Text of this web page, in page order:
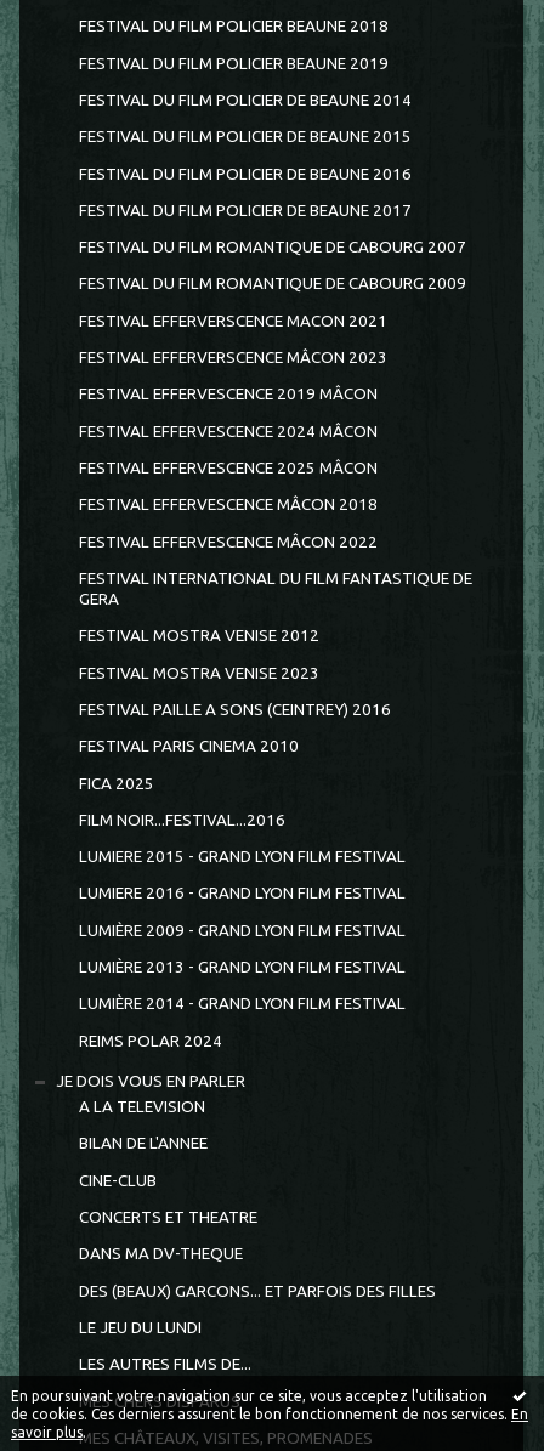
En poursuivant votre navigation sur ce site, vous acceptez l'utilisation
de cookies. Ces derniers assurent le bon fonctionnement de nos services. En
savoir plus.
FESTIVAL DU FILM POLICIER BEAUNE 2018
FESTIVAL DU FILM POLICIER BEAUNE 2019
FESTIVAL DU FILM POLICIER DE BEAUNE 2014
FESTIVAL DU FILM POLICIER DE BEAUNE 2015
FESTIVAL DU FILM POLICIER DE BEAUNE 2016
FESTIVAL DU FILM POLICIER DE BEAUNE 2017
FESTIVAL DU FILM ROMANTIQUE DE CABOURG 2007
FESTIVAL DU FILM ROMANTIQUE DE CABOURG 2009
FESTIVAL EFFERVERSCENCE MACON 2021
FESTIVAL EFFERVERSCENCE MÂCON 2023
FESTIVAL EFFERVESCENCE 2019 MÂCON
FESTIVAL EFFERVESCENCE 2024 MÂCON
FESTIVAL EFFERVESCENCE 2025 MÂCON
FESTIVAL EFFERVESCENCE MÂCON 2018
FESTIVAL EFFERVESCENCE MÂCON 2022
FESTIVAL INTERNATIONAL DU FILM FANTASTIQUE DE
GERA
FESTIVAL MOSTRA VENISE 2012
FESTIVAL MOSTRA VENISE 2023
FESTIVAL PAILLE A SONS (CEINTREY) 2016
FESTIVAL PARIS CINEMA 2010
FICA 2025
FILM NOIR...FESTIVAL...2016
LUMIERE 2015 - GRAND LYON FILM FESTIVAL
LUMIERE 2016 - GRAND LYON FILM FESTIVAL
LUMIÈRE 2009 - GRAND LYON FILM FESTIVAL
LUMIÈRE 2013 - GRAND LYON FILM FESTIVAL
LUMIÈRE 2014 - GRAND LYON FILM FESTIVAL
REIMS POLAR 2024
JE DOIS VOUS EN PARLER
A LA TELEVISION
BILAN DE L'ANNEE
CINE-CLUB
CONCERTS ET THEATRE
DANS MA DV-THEQUE
DES (BEAUX) GARCONS... ET PARFOIS DES FILLES
LE JEU DU LUNDI
LES AUTRES FILMS DE...
MES CHERS DISPARUS
MES CHÂTEAUX, VISITES, PROMENADES